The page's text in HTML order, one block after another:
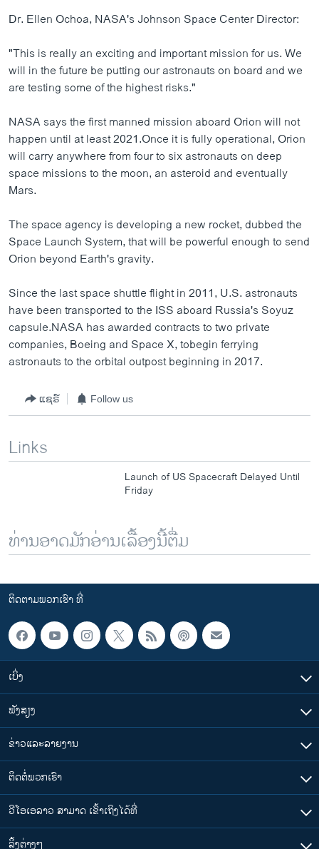
Dr. Ellen Ochoa, NASA's Johnson Space Center Director:
"This is really an exciting and important mission for us. We
will in the future be putting our astronauts on board and we
are testing some of the highest risks."
NASA says the first manned mission aboard Orion will not
happen until at least 2021.Once it is fully operational, Orion
will carry anywhere from four to six astronauts on deep
space missions to the moon, an asteroid and eventually
Mars.
The space agency is developing a new rocket, dubbed the
Space Launch System, that will be powerful enough to send
Orion beyond Earth's gravity.
Since the last space shuttle flight in 2011, U.S. astronauts
have been transported to the ISS aboard Russia's Soyuz
capsule.NASA has awarded contracts to two private
companies, Boeing and Space X, tobegin ferrying
astronauts to the orbital outpost beginning in 2017.
ແຊຣ໌ Follow us
Links
Launch of US Spacecraft Delayed Until
Friday
ທ່ານອາດມັກອ່ານເລື້ອງນີ້ຕື່ມ
ຕິດຕາມພວກເຮົາ ທີ່
ເບິ່ງ
ຟັງສຽງ
ຂ່າວແລະລາຍງານ
ຕິດຕໍ່ພວກເຮົາ
ວີໂອເອລາວ ສາມາດ ເຂົ້າເຖິງໄດ້ທີ່
​ລິ້ງ​ຕ່າງໆ